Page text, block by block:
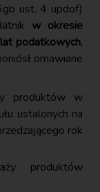
ust. 4 updof)
w okresie
podatkowych,
omawiane
produktów w
ustalonych na
rok
produktów